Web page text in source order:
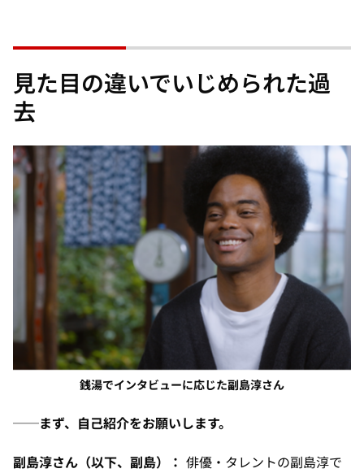
見た目の違いでいじめられた過
去
銭湯でインタビューに応じた副島淳さん
──まず、自己紹介をお願いします。
副島淳さん（以下、副島）： 俳優・タレントの副島淳で